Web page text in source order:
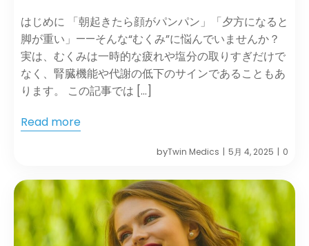
はじめに 「朝起きたら顔がパンパン」「夕方になると
脚が重い」——そんな“むくみ”に悩んでいませんか？
実は、むくみは一時的な疲れや塩分の取りすぎだけで
なく、腎臓機能や代謝の低下のサインであることもあ
ります。 この記事では […]
Read more
byTwin Medics | 5月 4, 2025 | 0